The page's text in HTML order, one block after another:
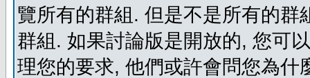
覽所有的群組. 但是不是所有的
群組. 如果討論版是開放的, 您可
理您的要求, 他們或許會問您為